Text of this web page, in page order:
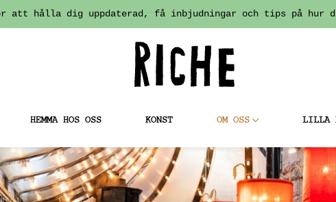
att hålla dig uppdaterad, få inbjudningar och tips på
HEMMA HOS OSS KONST OM OSS LILLA